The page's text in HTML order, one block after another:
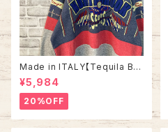
Made in ITALY【Tequila Bo
om】L/S Sweat/Trainer XL 9
0s ハーフジップスウェット トレ
ーナー マルチカラー レーシング
イタリア製 Euro ユーロ 古着
¥5,984
20%OFF